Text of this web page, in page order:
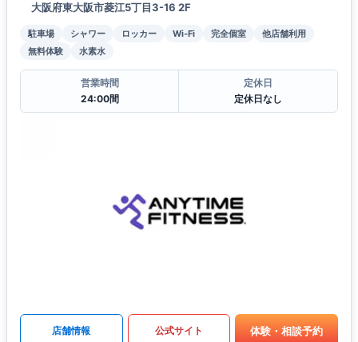
大阪府東大阪市菱江5丁目3-16 2F
駐車場 シャワー ロッカー Wi-Fi 完全個室
他店舗利用
無料体験
水素水
営業時間
24:00間
定休日
定休日なし
店舗情報 公式サイト 体験・相談予約